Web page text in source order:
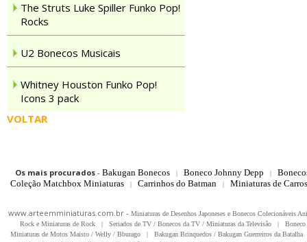
The Struts Luke Spiller Funko Pop!
Rocks
U2 Bonecos Musicais
Whitney Houston Funko Pop!
Icons 3 pack
VOLTAR
Os mais procurados- Bakugan Bonecos | Boneco Johnny Depp |
Coleção Matchbox Miniaturas
| Carrinhos do Batman | Miniaturas de
www.arteemminiaturas.com.br - Miniaturas de Desenhos Japoneses e Bonecos Colecionáveis
Rock e Miniaturas de Rock
| Seriados de TV / Bonecos da TV / Miniaturas da Televisão |
Miniaturas de Motos Maisto / Welly / Bburago
| Bakugan Brinquedos / Bakugan Guerreiros da Batalha